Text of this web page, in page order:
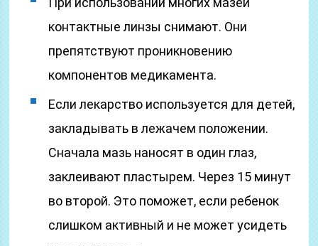
контактные линзы снимают. Они
препятствуют проникновению
компонентов медикамента.
Если лекарство используется для детей,
закладывать в лежачем положении.
Сначала мазь наносят в один глаз,
заклеивают пластырем. Через 15 минут
во второй. Это поможет, если ребенок
слишком активный и не может усидеть